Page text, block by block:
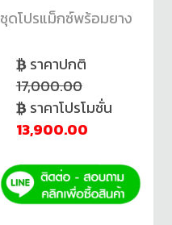
ชุดโปรแม็กซ์พร้อมยาง
ราคาปกติ
17,000.00
ราคาโปรโมชั่น
13,900.00